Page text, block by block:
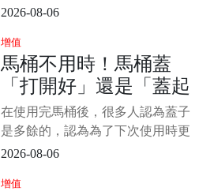
的，往往是其中一方跌進人生低谷
碰上了這樣一次考驗。 2014年，兩
人的戀情曝光。 相差9歲的姐弟戀，
加上當時賈靜雯的知名度明顯高於
修杰楷，從一開始就沒少被唱衰。
有人覺得女強
2026-08-06
增值
馬桶不用時！馬桶蓋
「打開好」還是「蓋起
來好」？不懂的趕快看
看
在使用完馬桶後，很多人認為蓋子
是多餘的，認為為了下次使用時更
加方便，不用再掀蓋子，節省了一
馬桶後，應及時蓋上蓋子。 那麼哪
2026-08-06
增值